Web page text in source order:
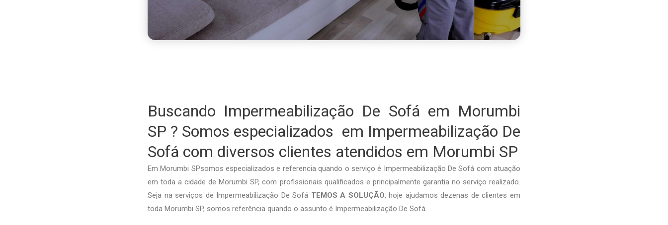
Buscando Impermeabilização De Sofá em Morumbi
SP ? Somos especializados em Impermeabilização De
Sofá com diversos clientes atendidos em Morumbi SP
Em Morumbi SPsomos especializados e referencia quando o serviço é Impermeabilização De Sofá com atuação
em toda a cidade de Morumbi SP, com profissionais qualificados e principalmente garantia no serviço realizado.
Seja na serviços de Impermeabilização De Sofá TEMOS A SOLUÇÃO, hoje ajudamos dezenas de clientes em
toda Morumbi SP, somos referência quando o assunto é Impermeabilização De Sofá.